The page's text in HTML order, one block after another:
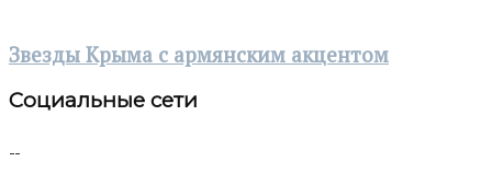
Звезды Крыма с армянским акцентом
Социальные сети